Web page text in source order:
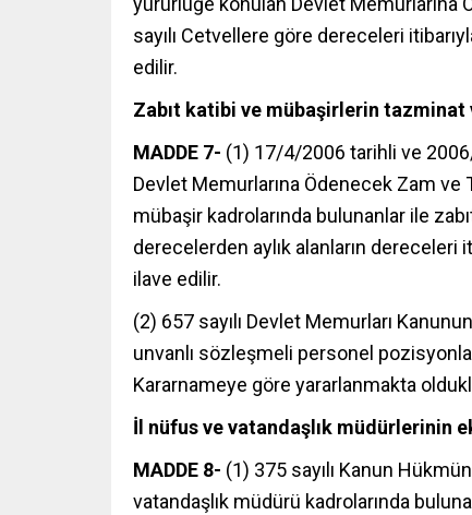
sayılı Cetvellere göre dereceleri
edilir.
Zabıt katibi ve mübaşirlerin tazminat
MADDE 7- (1) 17/4/2006 tarihli ve
Devlet Memurlarına Ödenecek Zam ve
mübaşir kadrolarında bulunanlar ile
derecelerden aylık alanların dereceleri
ilave edilir.
(2) 657 sayılı Devlet Memurları
unvanlı sözleşmeli personel
Kararnameye göre yararlanmakta
İl nüfus ve vatandaşlık müdürlerinin
MADDE 8- (1) 375 sayılı Kanun
vatandaşlık müdürü kadrolarında